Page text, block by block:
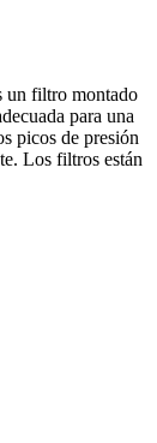
un filtro montado
para una
picos de presión
Los filtros están